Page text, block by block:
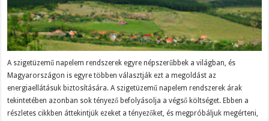
A szigetüzemű napelem rendszerek egyre népszerűbbek a világban, és
Magyarországon is egyre többen választják ezt a megoldást az
energiaellátásuk biztosítására. A szigetüzemű napelem rendszerek árak
tekintetében azonban sok tényező befolyásolja a végső költséget. Ebben a
részletes cikkben áttekintjük ezeket a tényezőket, és megpróbáljuk megérteni,